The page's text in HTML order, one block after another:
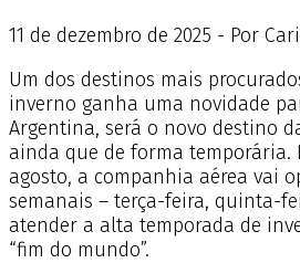
11 de dezembro de 2025 - Por
Um dos destinos mais
inverno ganha uma novidade
Argentina, será o novo destino
ainda que de forma temporária.
agosto, a companhia aérea vai
semanais – terça-feira, quinta-
atender a alta temporada de
“fim do mundo”.